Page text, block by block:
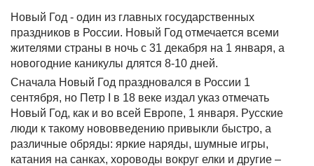
Новый Год - один из главных государственных
праздников в России. Новый Год отмечается всеми
жителями страны в ночь с 31 декабря на 1 января, а
новогодние каникулы длятся 8-10 дней.
Сначала Новый Год праздновался в России 1
сентября, но Петр I в 18 веке издал указ отмечать
Новый Год, как и во всей Европе, 1 января. Русские
люди к такому нововведению привыкли быстро, а
различные обряды: яркие наряды, шумные игры,
катания на санках, хороводы вокруг елки и другие –